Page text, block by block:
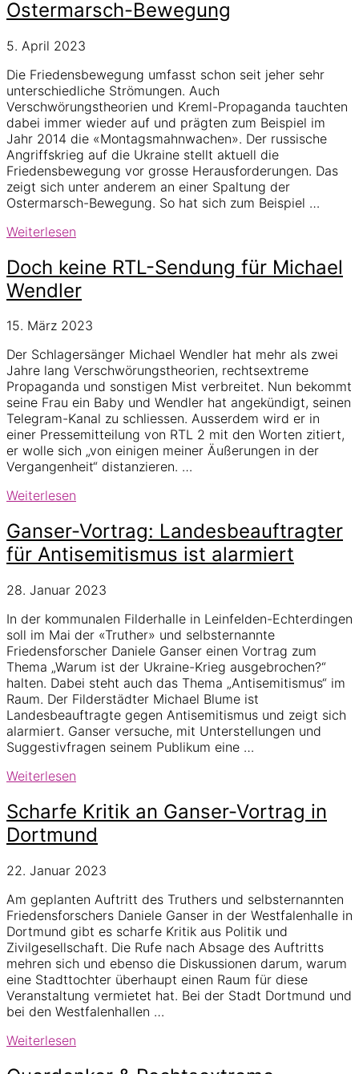
als
Verdachtsfall
Ostermarsch-Bewegung
5. April 2023
Die Friedensbewegung umfasst schon seit jeher sehr
unterschiedliche Strömungen. Auch
Verschwörungstheorien und Kreml-Propaganda tauchten
dabei immer wieder auf und prägten zum Beispiel im
Jahr 2014 die «Montagsmahnwachen». Der russische
Angriffskrieg auf die Ukraine stellt aktuell die
Friedensbewegung vor grosse Herausforderungen. Das
zeigt sich unter anderem an einer Spaltung der
Ostermarsch-Bewegung. So hat sich zum Beispiel …
Verschwörungstheorien
Ostermarsch-
Bewegung
Weiterlesen
Doch keine RTL-Sendung für Michael
Wendler
15. März 2023
Der Schlagersänger Michael Wendler hat mehr als zwei
Jahre lang Verschwörungstheorien, rechtsextreme
Propaganda und sonstigen Mist verbreitet. Nun bekommt
seine Frau ein Baby und Wendler hat angekündigt, seinen
Telegram-Kanal zu schliessen. Ausserdem wird er in
einer Pressemitteilung von RTL 2 mit den Worten zitiert,
er wolle sich „von einigen meiner Äußerungen in der
Vergangenheit“ distanzieren. …
Doch
RTL-
Sendung
für
Wendler
Weiterlesen
Ganser-Vortrag: Landesbeauftragter
für Antisemitismus ist alarmiert
28. Januar 2023
In der kommunalen Filderhalle in Leinfelden-Echterdingen
soll im Mai der «Truther» und selbsternannte
Friedensforscher Daniele Ganser einen Vortrag zum
Thema „Warum ist der Ukraine-Krieg ausgebrochen?“
halten. Dabei steht auch das Thema „Antisemitismus“ im
Raum. Der Filderstädter Michael Blume ist
Landesbeauftragte gegen Antisemitismus und zeigt sich
alarmiert. Ganser versuche, mit Unterstellungen und
Suggestivfragen seinem Publikum eine …
Ganser-
Landesbeauftragter
für
Antisemitismus
alarmiert
Weiterlesen
Scharfe Kritik an Ganser-Vortrag in
Dortmund
22. Januar 2023
Am geplanten Auftritt des Truthers und selbsternannten
Friedensforschers Daniele Ganser in der Westfalenhalle in
Dortmund gibt es scharfe Kritik aus Politik und
Zivilgesellschaft. Die Rufe nach Absage des Auftritts
mehren sich und ebenso die Diskussionen darum, warum
eine Stadttochter überhaupt einen Raum für diese
Veranstaltung vermietet hat. Bei der Stadt Dortmund und
bei den Westfalenhallen …
Scharfe
Weiterlesen